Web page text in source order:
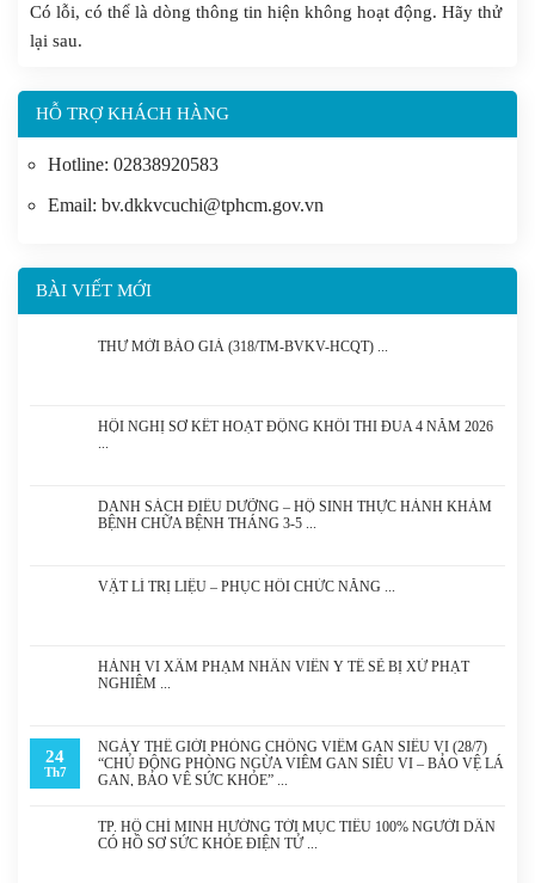
Có lỗi, có thể là dòng thông tin hiện không hoạt động. Hãy thử
lại sau.
HỖ TRỢ KHÁCH HÀNG
Hotline: 02838920583
Email: bv.dkkvcuchi@tphcm.gov.vn
BÀI VIẾT MỚI
THƯ MỜI BÁO GIÁ (318/TM-BVKV-HCQT)
HỘI NGHỊ SƠ KẾT HOẠT ĐỘNG KHỐI THI ĐUA 4 NĂM 2026
DANH SÁCH ĐIỀU DƯỠNG – HỘ SINH THỰC HÀNH KHÁM
BỆNH CHỮA BỆNH THÁNG 3-5
VẬT LÍ TRỊ LIỆU – PHỤC HỒI CHỨC NĂNG
HÀNH VI XÂM PHẠM NHÂN VIÊN Y TẾ SẼ BỊ XỬ PHẠT
NGHIÊM
24
Th7
NGÀY THẾ GIỚI PHÒNG CHỐNG VIÊM GAN SIÊU VI (28/7)
“CHỦ ĐỘNG PHÒNG NGỪA VIÊM GAN SIÊU VI – BẢO VỆ LÁ
GAN, BẢO VỆ SỨC KHỎE”
TP. HỒ CHÍ MINH HƯỚNG TỚI MỤC TIÊU 100% NGƯỜI DÂN
CÓ HỒ SƠ SỨC KHỎE ĐIỆN TỬ